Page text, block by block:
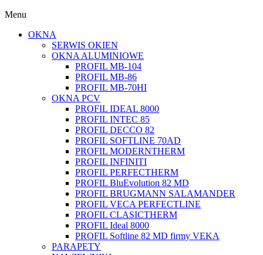
Menu
OKNA
SERWIS OKIEN
OKNA ALUMINIOWE
PROFIL MB-104
PROFIL MB-86
PROFIL MB-70HI
OKNA PCV
PROFIL IDEAL 8000
PROFIL INTEC 85
PROFIL DECCO 82
PROFIL SOFTLINE 70AD
PROFIL MODERNTHERM
PROFIL INFINITI
PROFIL PERFECTHERM
PROFIL BluEvolution 82 MD
PROFIL BRUGMANN SALAMANDER
PROFIL VECA PERFECTLINE
PROFIL CLASICTHERM
PROFIL Ideal 8000
PROFIL Softline 82 MD firmy VEKA
PARAPETY